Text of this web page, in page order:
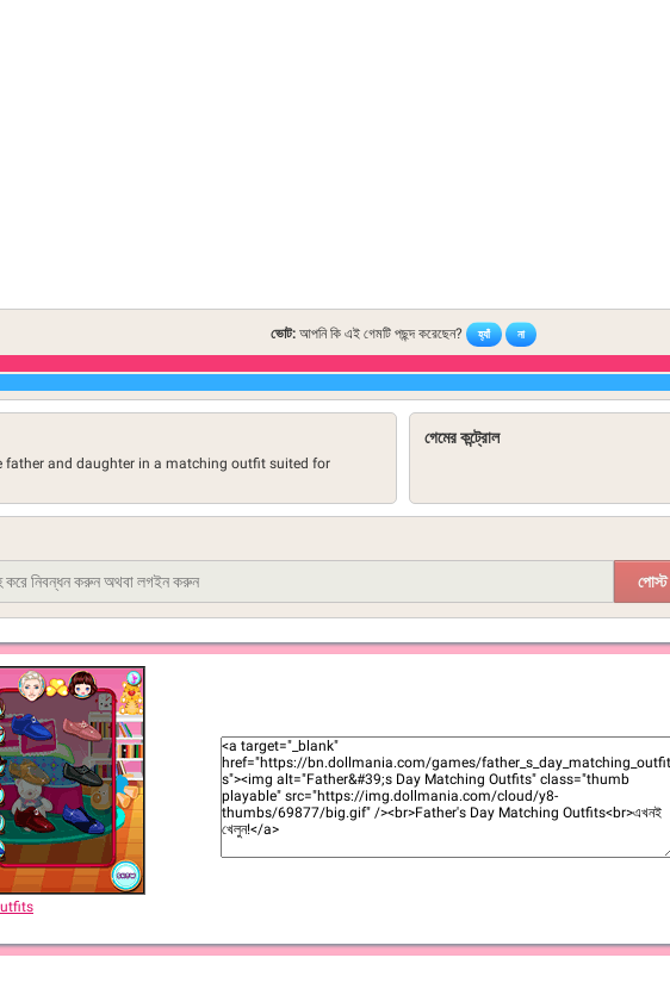
ভোট:আপনি কি এই গেমটি পছন্দ করেছেন? হ্যাঁ না
father and daughter in a matching outfit suited for
গেমের কন্ট্রোল